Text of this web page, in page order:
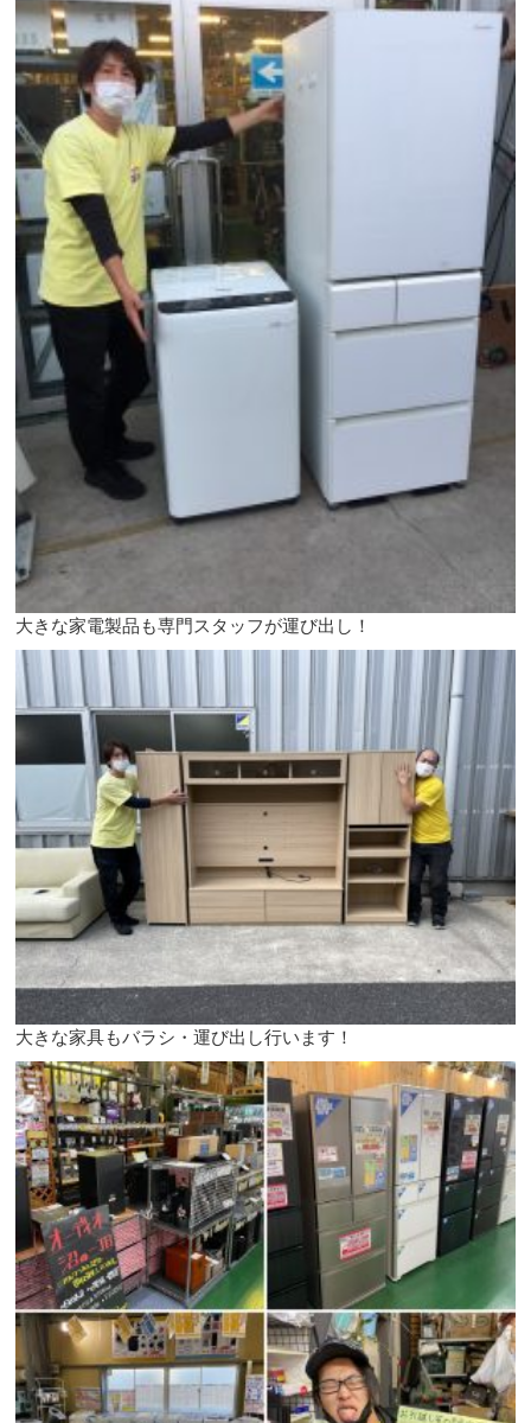
大きな家電製品も専門スタッフが運び出し！
大きな家具もバラシ・運び出し行います！